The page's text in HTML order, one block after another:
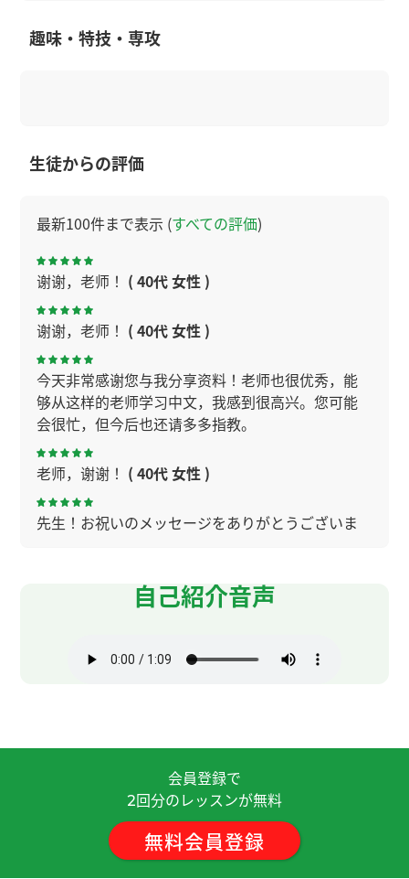
趣味・特技・専攻
生徒からの評価
最新100件まで表示 (すべての評価)
谢谢，老师！ ( 40代 女性 )
谢谢，老师！ ( 40代 女性 )
今天非常感谢您与我分享资料！老师也很优秀，能
够从这样的老师学习中文，我感到很高兴。您可能
会很忙，但今后也还请多多指教。
老师，谢谢！ ( 40代 女性 )
先生！お祝いのメッセージをありがとうございま
の違いや、言葉のニュアンスの違いも勉強されてい
ますし、中国語の文法と日本語の文法の違いも勉
います。生徒の理解する力を推測して中国語で質問
先生が話している時間が長くあまりこちらからは
なすことができなかった。そのうえで、あまり興味
のない話題を続けられた。
自己紹介音声
会員登録で
2回分のレッスンが無料
無料会員登録